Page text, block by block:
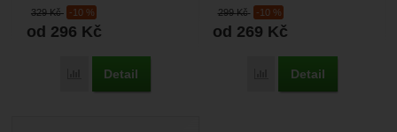
329Kč -10 %
od 296 Kč
Přidat 'Lyofood Hovězí Stroganoff' k porovnání
Detail
upraveno lyofilizací...
299Kč -10 %
od 269 Kč
Přidat 'Lyofood Kuře
Detail
(vymrazováním). Suroviny...